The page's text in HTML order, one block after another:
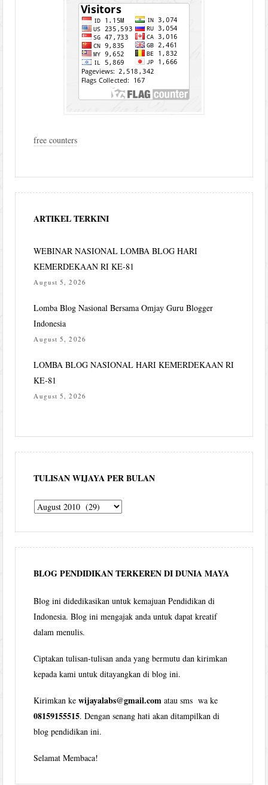
free counters
ARTIKEL TERKINI
WEBINAR NASIONAL LOMBA BLOG HARI
KEMERDEKAAN RI KE-81
August 5, 2026
Lomba Blog Nasional Bersama Omjay Guru Blogger
Indonesia
August 5, 2026
LOMBA BLOG NASIONAL HARI KEMERDEKAAN RI
KE-81
August 5, 2026
TULISAN WIJAYA PER BULAN
Tulisan
per
bulan
BLOG PENDIDIKAN TERKEREN DI DUNIA MAYA
Blog ini didedikasikan untuk kemajuan Pendidikan di
Indonesia. Blog ini mengajak anda untuk dapat kreatif
dalam menulis.
Ciptakan tulisan-tulisan anda yang bermutu dan kirimkan
kepada kami untuk ditayangkan di blog ini.
Kirimkan kewijayalabs@gmail.com atau sms wa ke
08159155515. Dengan senang hati akan ditampilkan di
blog pendidikan ini.
Selamat Membaca!